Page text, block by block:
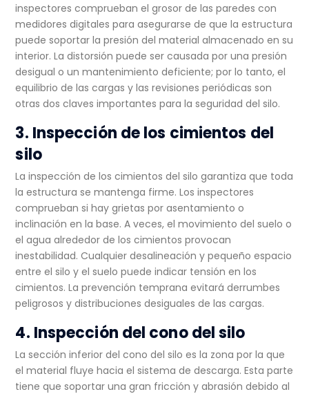
inspectores comprueban el grosor de las paredes con
medidores digitales para asegurarse de que la estructura
puede soportar la presión del material almacenado en su
interior. La distorsión puede ser causada por una presión
desigual o un mantenimiento deficiente; por lo tanto, el
equilibrio de las cargas y las revisiones periódicas son
otras dos claves importantes para la seguridad del silo.
3. Inspección de los cimientos del
silo
La inspección de los cimientos del silo garantiza que toda
la estructura se mantenga firme. Los inspectores
comprueban si hay grietas por asentamiento o
inclinación en la base. A veces, el movimiento del suelo o
el agua alrededor de los cimientos provocan
inestabilidad. Cualquier desalineación y pequeño espacio
entre el silo y el suelo puede indicar tensión en los
cimientos. La prevención temprana evitará derrumbes
peligrosos y distribuciones desiguales de las cargas.
4. Inspección del cono del silo
La sección inferior del cono del silo es la zona por la que
el material fluye hacia el sistema de descarga. Esta parte
tiene que soportar una gran fricción y abrasión debido al